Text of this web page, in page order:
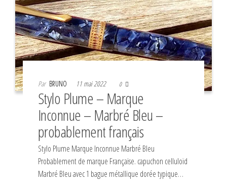
Par BRUNO 11 mai 2022 0
Stylo Plume – Marque
Inconnue – Marbré Bleu –
probablement français
Stylo Plume Marque Inconnue Marbré Bleu
Probablement de marque Française. capuchon celluloïd
Marbré Bleu avec 1 bague métallique dorée typique…